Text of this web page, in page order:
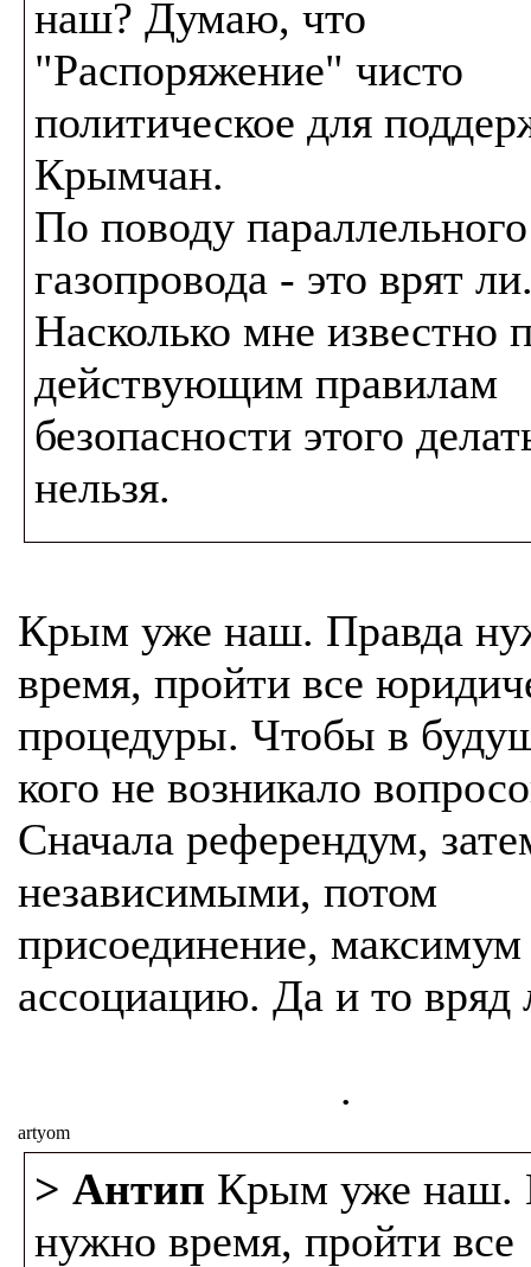
наш? Думаю, что
"Распоряжение" чисто
политическое для
Крымчан.
По поводу параллельного
газопровода - это врят
Насколько мне известно
действующим правилам
безопасности этого
нельзя.
Крым уже наш. Правда
время, пройти все
процедуры. Чтобы в
кого не возникало
Сначала референдум,
независимыми, потом
присоединение, максимум
ассоциацию. Да и то вряд
.
artyom
> Антип Крым уже наш.
нужно время, пройти все